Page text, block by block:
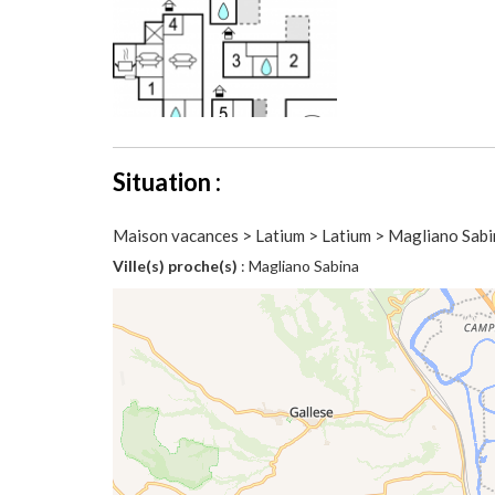
Situation :
Maison vacances > Latium > Latium > Magliano
Ville(s) proche(s) : Magliano Sabina